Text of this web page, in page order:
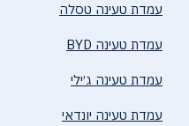
עמדת טעינה טסלה
עמדת טעינה BYD
עמדת טעינה ג׳ילי
עמדת טעינה יונדאי